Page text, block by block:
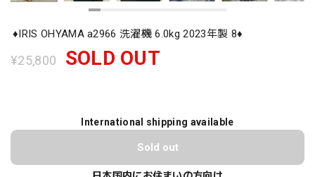
♦️IRIS OHYAMA a2966 洗濯機 6.0kg 2023年製 8♦️
¥25,800 SOLD OUT
International shipping available
Sold out